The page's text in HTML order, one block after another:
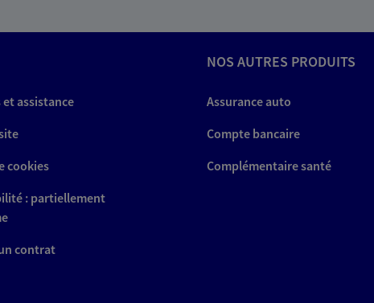
et assistance
cookies
: partiellement
contrat
NOS AUTRES PRODUITS
Assurance auto
Compte bancaire
Complémentaire santé